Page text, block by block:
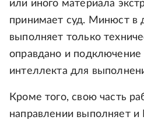
или иного материала
принимает суд. Минюст в
выполняет только
оправдано и подключение
интеллекта для
Кроме того, свою часть
направлении выполняет и